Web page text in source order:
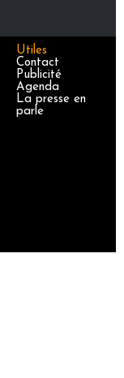
Utiles
Contact
Publicité
Agenda
La presse en
parle